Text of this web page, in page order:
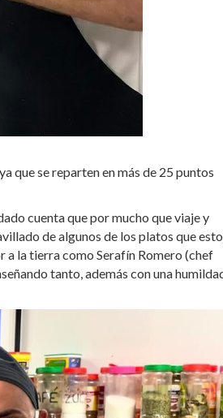
que se reparten en más de 25 puntos
cuenta que por mucho que viaje y
de algunos de los platos que
a la tierra como Serafín Romero (chef
tanto, además con una